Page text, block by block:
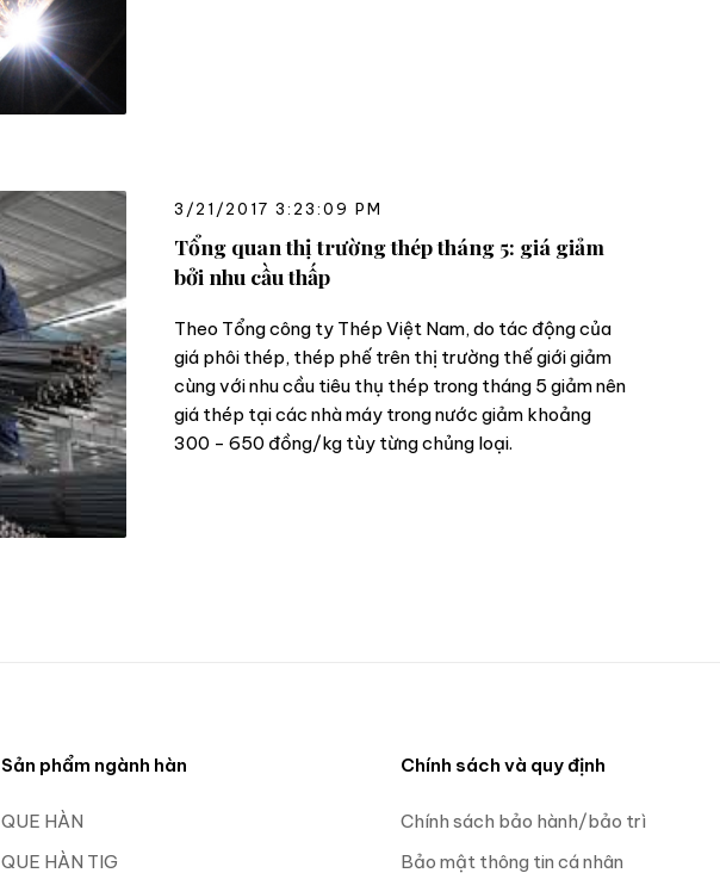
3/21/2017 3:23:09 PM
Tổng quan thị trường thép tháng 5: giá giảm
bởi nhu cầu thấp
Theo Tổng công ty Thép Việt Nam, do tác động của
giá phôi thép, thép phế trên thị trường thế giới giảm
cùng với nhu cầu tiêu thụ thép trong tháng 5 giảm nên
giá thép tại các nhà máy trong nước giảm khoảng
300 - 650 đồng/kg tùy từng chủng loại.
Sản phẩm ngành hàn
QUE HÀN
QUE HÀN TIG
Chính sách và quy định
Chính sách bảo hành/bảo trì
Bảo mật thông tin cá nhân